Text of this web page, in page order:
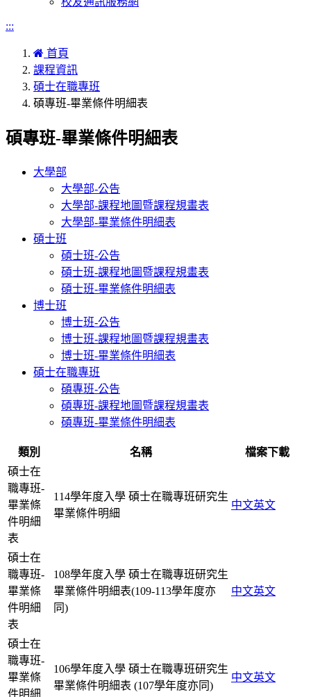
:::
首頁
課程資訊
碩士在職專班
碩專班-畢業條件明細表
碩專班-畢業條件明細表
大學部
大學部-公告
大學部-課程地圖暨課程規畫表
大學部-畢業條件明細表
碩士班
碩士班-公告
碩士班-課程地圖暨課程規畫表
碩士班-畢業條件明細表
博士班
博士班-公告
博士班-課程地圖暨課程規畫表
博士班-畢業條件明細表
碩士在職專班
碩專班-公告
碩專班-課程地圖暨課程規畫表
碩專班-畢業條件明細表
類別 名稱
檔案下載
碩士在
職專班-
畢業條
件明細
表
114學年度入學 碩士在職專班研究生
畢業條件明細
中文英文
碩士在
職專班-
畢業條
件明細
表
108學年度入學 碩士在職專班研究生
畢業條件明細表(109-113學年度亦
同)
中文英文
碩士在
職專班-
畢業條
件明細
106學年度入學 碩士在職專班研究生
畢業條件明細表 (107學年度亦同)
中文英文